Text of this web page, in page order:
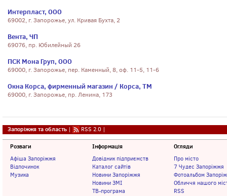
Интерпласт, ООО
69002, г. Запорожье, ул. Кривая Бухта, 2
Вента, ЧП
69076, пр. Юбилейный 26
ПСК Мона Груп, ООО
69000, г. Запорожье, пер. Каменный, 8, оф. 11-5, 11-6
Окна Корса, фирменный магазин / Корса, ТМ
69000, г. Запорожье, пр. Ленина, 173
Запоріжжя та область | RSS 2.0 |
Розваги
Афіша Запоріжжя
Відпочинок
Музика
Інформація
Довідник підприємств
Каталог сайтів
Новини Запоріжжя
Новини ЗМІ
ТВ-програма
Огляди
Про місто
7 Чудес Запоріжжя
Фотоальбом
Обличчя нашого
RSS